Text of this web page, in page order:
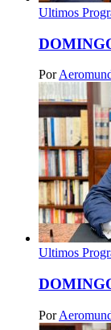
Ultimos
Por
Ultimos
Por